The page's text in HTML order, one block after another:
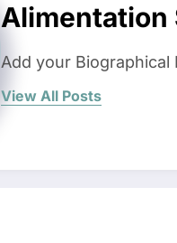
Alimentation
Add your Biographical
View All Posts